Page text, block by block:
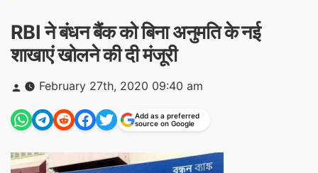
RBI ने बंधन बैंक को बिना अनुमति के नई
शाखाएं खोलने की दी मंजूरी
Posted
by
February 27th, 2020 09:40 am
Add as a preferred
source on Google